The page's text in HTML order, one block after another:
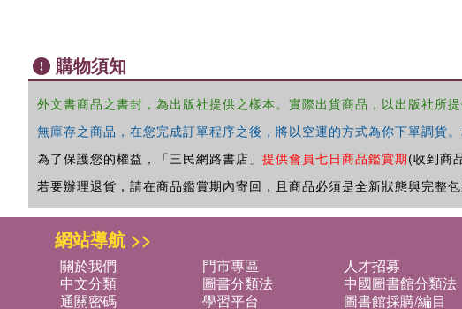
購物須知
外文書商品之書封，為出版社提供之樣本。實際出貨商品，以出版社所
無庫存之商品，在您完成訂單程序之後，將以空運的方式為你下單調貨
為了保護您的權益，「三民網路書店」 提供會員七日商品鑑賞期(收到商
若要辦理退貨，請在商品鑑賞期內寄回，且商品必須是全新狀態與完整
網站導航 >>
關於我們 門市專區 人才招募
中文分類
圖書分類法 中國圖書館分類法
通關密碼
學習平台 圖書館採購/編目